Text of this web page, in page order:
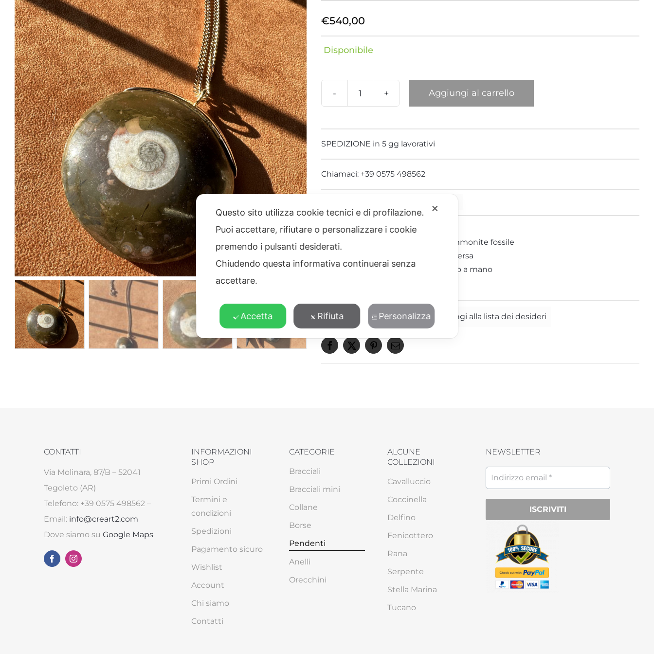
Corniola Delfino
Farfalla Fenicottero
Geco Giraffa
Levriero Libellula
Monkey Nature Nemo New York Giraffa
New York Zebra Panda Pantera Pappagallo
Pavone
Rhino Serpente Stella Sula
Sparkling Texture Zebra
Volpe Zebra
€540,00
Disponibile
Pendente
quantità
Aggiungi al carrello
SPEDIZIONE in 5 gg lavorativi
Chiamaci: +39 0575 498562
Lunghezza catena:85 cm
Materiale:
cappuccio in ottone, ammonite fossile
microfusione a cera persa
Finiture:placcato oro 24kt smaltato a mano
Aggiungi alla lista dei desideri
CONTATTI
Via Molinara, 87/B – 52041
Tegoleto (AR)
Telefono: +39 0575 498562 –
Email: info@creart2.com
Dove siamo su Google Maps
INFORMAZIONI
SHOP
Primi Ordini
Termini e
condizioni
Spedizioni
Pagamento sicuro
Wishlist
Account
Chi siamo
Contatti
CATEGORIE
Bracciali
Bracciali mini
Collane
Borse
Pendenti
Anelli
Orecchini
ALCUNE
COLLEZIONI
Cavalluccio
Coccinella
Delfino
Fenicottero
Rana
Serpente
Stella Marina
Tucano
NEWSLETTER
✕
Questo sito utilizza cookie tecnici e di profilazione.
Puoi accettare, rifiutare o personalizzare i cookie
premendo i pulsanti desiderati.
Chiudendo questa informativa continuerai senza
accettare.
Accetta Rifiuta Personalizza